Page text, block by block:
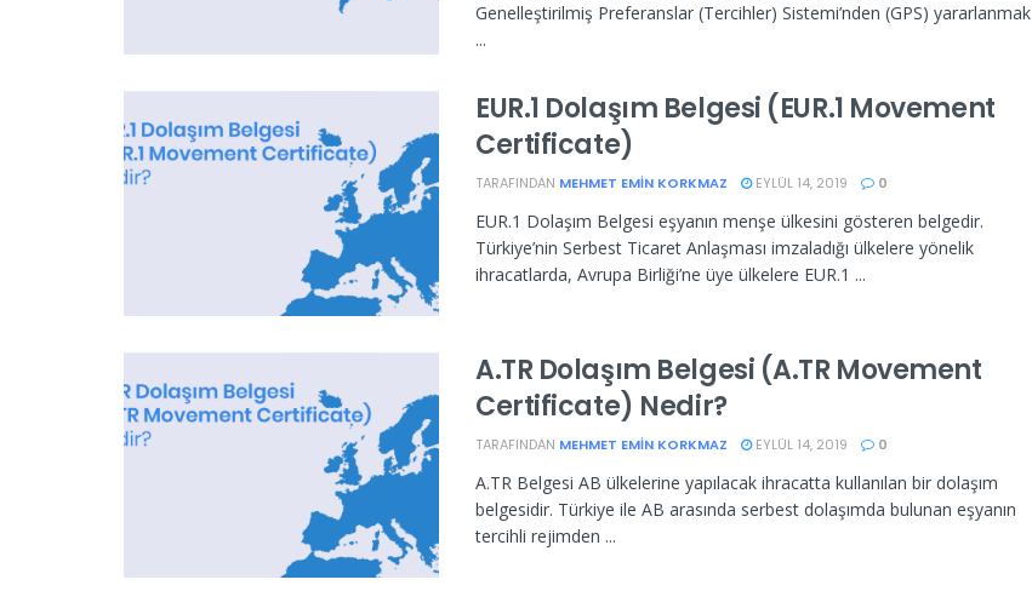
Genelleştirilmiş Preferanslar (Tercihler) Sistemi’nden (GPS) yararlanmak
...
EUR.1 Dolaşım Belgesi (EUR.1 Movement
Certificate)
TARAFINDAN MEHMET EMIN KORKMAZ EYLÜL 14, 2019 0
EUR.1 Dolaşım Belgesi eşyanın menşe ülkesini gösteren belgedir.
Türkiye’nin Serbest Ticaret Anlaşması imzaladığı ülkelere yönelik
ihracatlarda, Avrupa Birliği’ne üye ülkelere EUR.1 ...
A.TR Dolaşım Belgesi (A.TR Movement
Certificate) Nedir?
TARAFINDAN MEHMET EMIN KORKMAZ EYLÜL 14, 2019 0
A.TR Belgesi AB ülkelerine yapılacak ihracatta kullanılan bir dolaşım
belgesidir. Türkiye ile AB arasında serbest dolaşımda bulunan eşyanın
tercihli rejimden ...